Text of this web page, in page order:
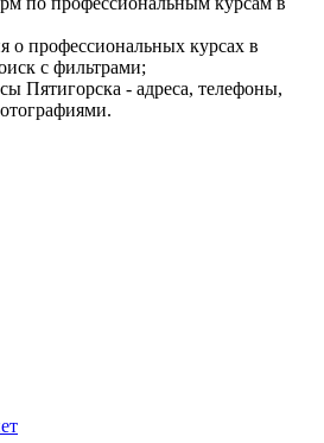
о профессиональных курсах в
с фильтрами;
Пятигорска - адреса, телефоны,